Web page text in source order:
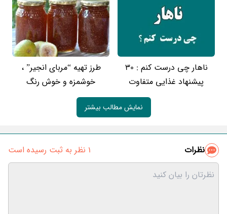
ناهار چی درست کنم : 30
پیشنهاد غذایی متفاوت
طرز تهیه “مربای انجیر” ،
خوشمزه و خوش رنگ
نمایش مطالب بیشتر
نظرات 1 نظر به ثبت رسیده است